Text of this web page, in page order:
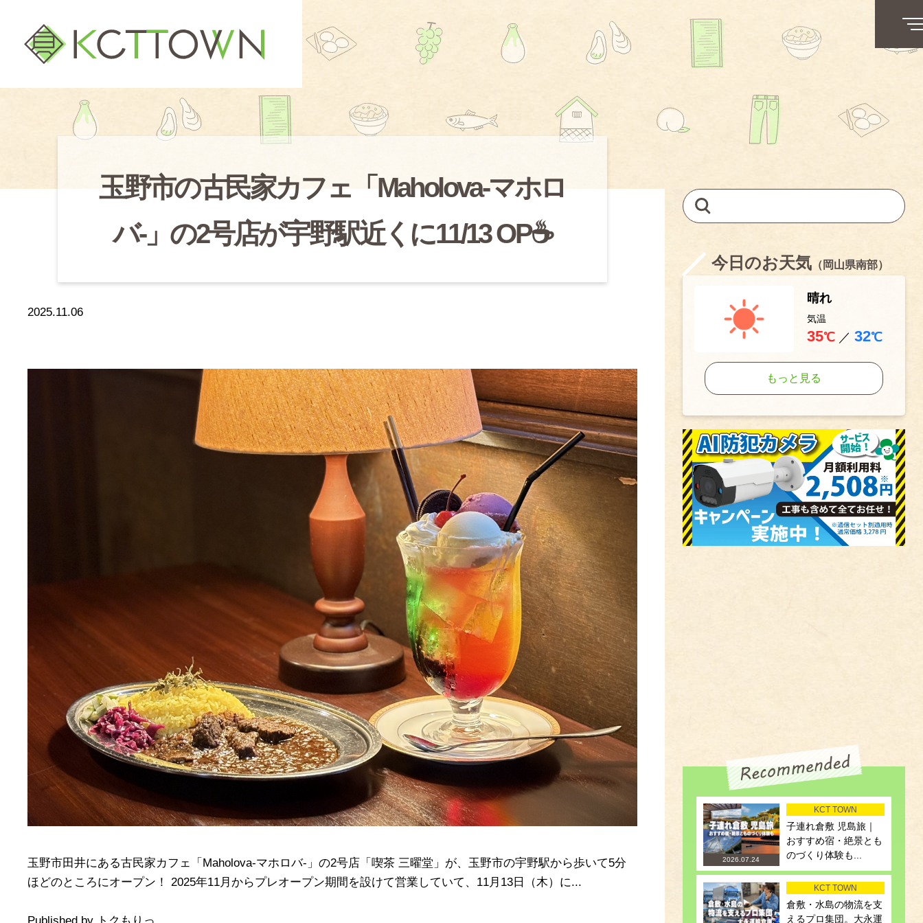
玉野市の古民家カフェ「Maholova-マホロ
バ-」の2号店が宇野駅近くに11/13 OP☕
2025.11.06
玉野市田井にある古民家カフェ「Maholova-マホロバ-」の2号店「喫茶 三曜堂」が、玉野市の宇野駅から歩いて5分
ほどのところにオープン！ 2025年11月からプレオープン期間を設けて営業していて、11月13日（木）に...
今日のお天気 （岡山県南部）
晴れ
気温
35℃／ 32℃
もっと見る
2026.07.24
KCT TOWN
子連れ倉敷 児島旅｜
おすすめ宿・絶景とも
のづくり体験も...
KCT TOWN
倉敷・水島の物流を支
えるプロ集団。大永運